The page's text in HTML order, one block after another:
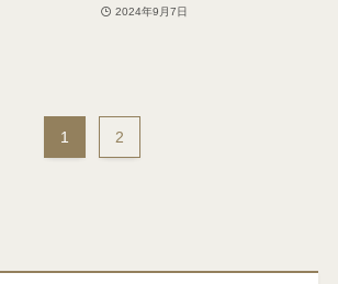
2024年9月7日
1 2